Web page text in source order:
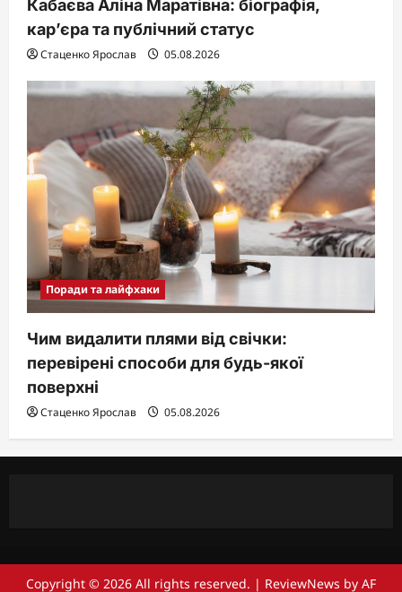
Кабаєва Аліна Маратівна: біографія,
кар’єра та публічний статус
Стаценко Ярослав 05.08.2026
Поради та лайфхаки
Чим видалити плями від свічки:
перевірені способи для будь-якої
поверхні
Стаценко Ярослав 05.08.2026
Copyright © 2026 All rights reserved. | ReviewNews by AF